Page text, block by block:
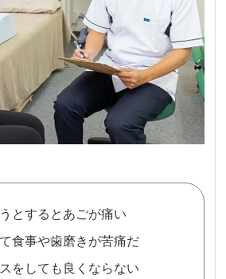
とするとあごが痛い
食事や歯磨きが苦痛だ
をしても良くならない